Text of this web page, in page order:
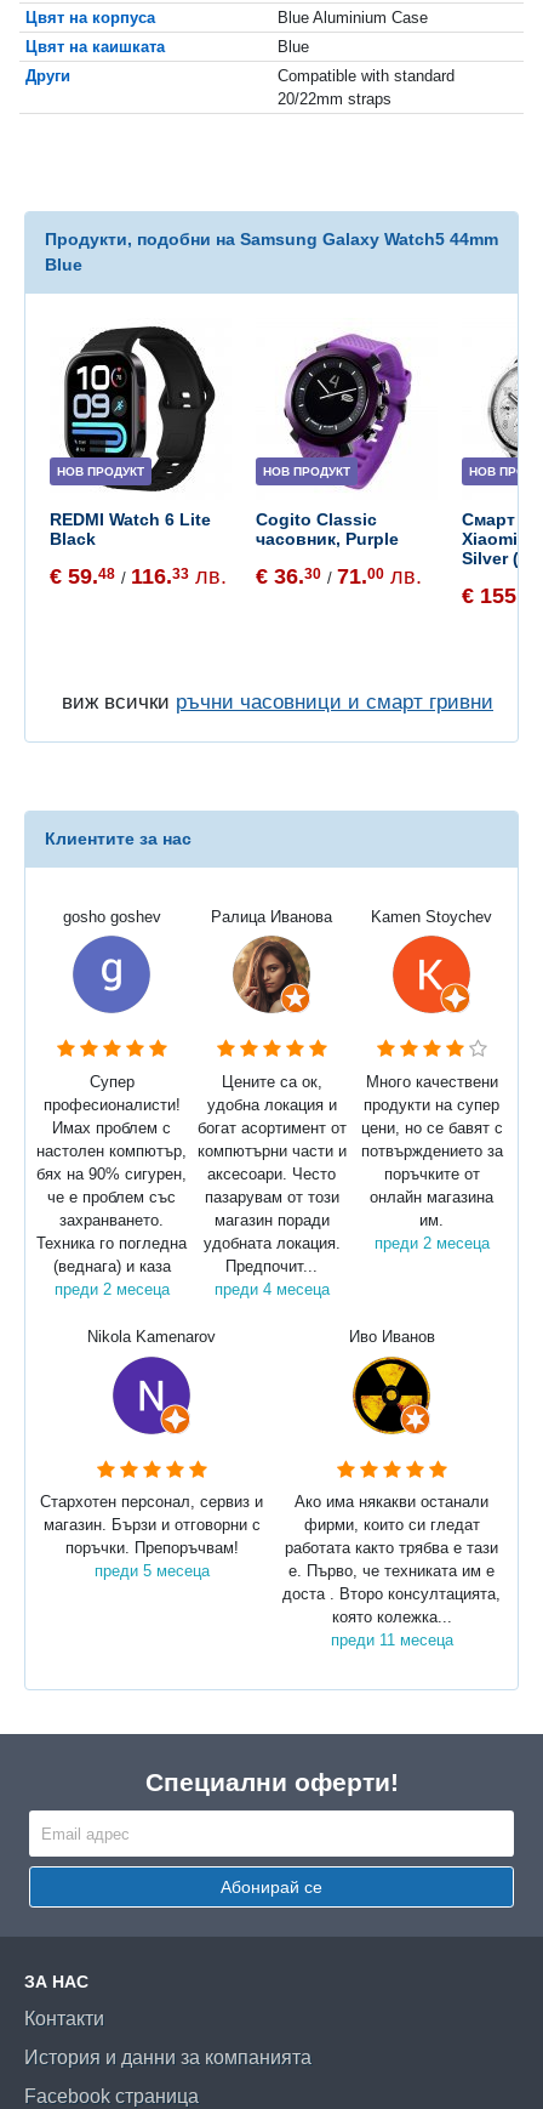
Цвят на корпуса
Blue Aluminium Case
Цвят на каишката
Blue
Други
Compatible with standard
20/22mm straps
Продукти, подобни на Samsung Galaxy Watch5 44mm
Blue
НОВ ПРОДУКТ
REDMI Watch 6 Lite
Black
€ 59.48 / 116.33 лв.
НОВ ПРОДУКТ
Cogito Classic
часовник, Purple
€ 36.30 / 71.00 лв.
НОВ
Смарт
Xiaomi
Silver
€ 155.
виж всички ръчни часовници и смарт гривни
Клиентите за нас
gosho goshev
Супер
професионалисти!
Имах проблем с
настолен компютър,
бях на 90% сигурен,
че е проблем със
захранването.
Техника го погледна
(веднага) и каза
преди 2 месеца
Ралица Иванова
Цените са ок,
удобна локация и
богат асортимент от
компютърни части и
аксесоари. Често
пазарувам от този
магазин поради
удобната локация.
Предпочит...
преди 4 месеца
Kamen Stoychev
Много качествени
продукти на супер
цени, но се бавят с
потвърждението за
поръчките от
онлайн магазина
им.
преди 2 месеца
Nikola Kamenarov
Стархотен персонал, сервиз и
магазин. Бързи и отговорни с
поръчки. Препоръчвам!
преди 5 месеца
Иво Иванов
Ако има някакви останали
фирми, които си гледат
работата както трябва е тази
е. Първо, че техниката им е
доста . Второ консултацията,
която колежка...
преди 11 месеца
Специални оферти!
Абонирай се
ЗА НАС
Контакти
История и данни за компанията
Facebook страница